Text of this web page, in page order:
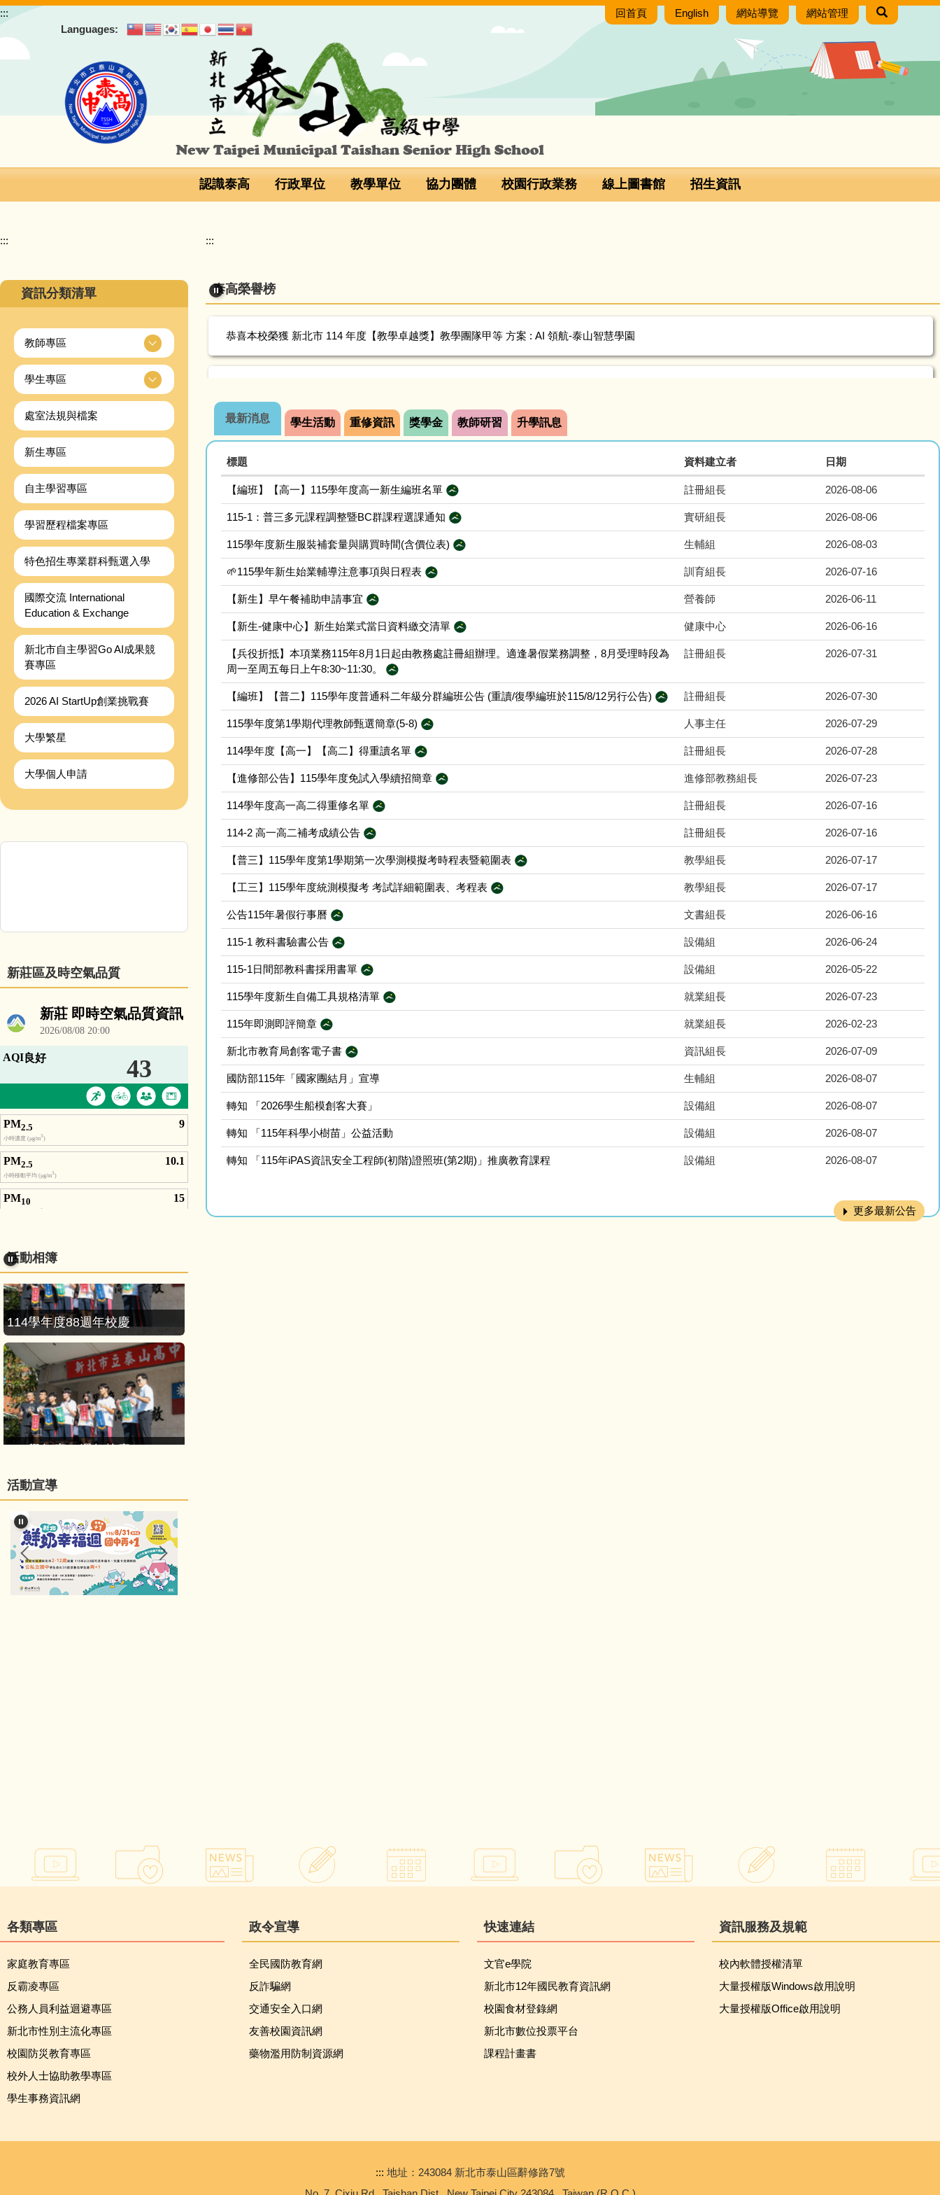
跳
主
:::
Languages:
回首頁 English 網站導覽 網站管理
認識泰高 行政單位 教學單位 協力團體 校園行政業務 線上圖書館 招生資訊
:::
資訊分類清單
教師專區
學生專區
處室法規與檔案
新生專區
自主學習專區
學習歷程檔案專區
特色招生專業群科甄選入學
國際交流 International
Education & Exchange
新北市自主學習Go AI成果競
賽專區
2026 AI StartUp創業挑戰賽
大學繁星
大學個人申請
新莊區及時空氣品質
:::
泰高榮譽榜
最新消息 學生活動 重修資訊 獎學金 教師研習 升學訊息
標題 資料建立者 日期
【編班】【高一】115學年度高一新生編班名單 註冊組長 2026-08-06
115-1：普三多元課程調整暨BC群課程選課通知 實研組長 2026-08-06
115學年度新生服裝補套量與購買時間(含價位表) 生輔組 2026-08-03
🌱115學年新生始業輔導注意事項與日程表 訓育組長 2026-07-16
【新生】早午餐補助申請事宜 營養師 2026-06-11
【新生-健康中心】新生始業式當日資料繳交清單 健康中心 2026-06-16
【兵役折抵】本項業務115年8月1日起由教務處註冊組辦理。適逢暑假業務調整，8月受理時段為
周一至周五每日上午8:30~11:30。
註冊組長 2026-07-31
【編班】【普二】115學年度普通科二年級分群編班公告 (重讀/復學編班於115/8/12另行公告) 註冊組長 2026-07-30
115學年度第1學期代理教師甄選簡章(5-8) 人事主任 2026-07-29
114學年度【高一】【高二】得重讀名單 註冊組長 2026-07-28
【進修部公告】115學年度免試入學續招簡章 進修部教務組長 2026-07-23
114學年度高一高二得重修名單 註冊組長 2026-07-16
114-2 高一高二補考成績公告 註冊組長 2026-07-16
【普三】115學年度第1學期第一次學測模擬考時程表暨範圍表 教學組長 2026-07-17
【工三】115學年度統測模擬考 考試詳細範圍表、考程表 教學組長 2026-07-17
公告115年暑假行事曆 文書組長 2026-06-16
115-1 教科書驗書公告 設備組 2026-06-24
115-1日間部教科書採用書單 設備組 2026-05-22
115學年度新生自備工具規格清單 就業組長 2026-07-23
115年即測即評簡章 就業組長 2026-02-23
新北市教育局創客電子書 資訊組長 2026-07-09
國防部115年「國家團結月」宣導 生輔組 2026-08-07
轉知 「2026學生船模創客大賽」 設備組 2026-08-07
轉知 「115年科學小樹苗」公益活動 設備組 2026-08-07
轉知 「115年iPAS資訊安全工程師(初階)證照班(第2期)」推廣教育課程 設備組 2026-08-07
更多最新公告
活動相簿
114學年度88週年校慶
114學年度88週年校慶
114學年度88週年校慶
活動宣導
各類專區
家庭教育專區
反霸凌專區
公務人員利益迴避專區
新北市性別主流化專區
校園防災教育專區
校外人士協助教學專區
學生事務資訊網
政令宣導
全民國防教育網
反詐騙網
交通安全入口網
友善校園資訊網
藥物濫用防制資源網
快速連結
文官e學院
新北市12年國民教育資訊網
校園食材登錄網
新北市數位投票平台
課程計畫書
資訊服務及規範
校內軟體授權清單
大量授權版Windows啟用說明
大量授權版Office啟用說明
::: 地址：243084 新北市泰山區辭修路7號